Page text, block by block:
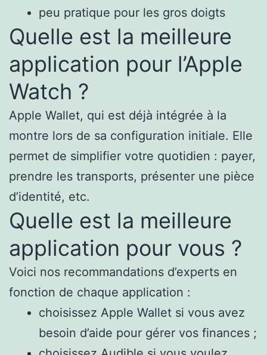
peu pratique pour les gros doigts
Quelle est la meilleure
application pour l’Apple
Watch ?
Apple Wallet, qui est déjà intégrée à la
montre lors de sa configuration initiale. Elle
permet de simplifier votre quotidien : payer,
prendre les transports, présenter une pièce
d’identité, etc.
Quelle est la meilleure
application pour vous ?
Voici nos recommandations d’experts en
fonction de chaque application :
choisissez Apple Wallet si vous avez
besoin d’aide pour gérer vos finances ;